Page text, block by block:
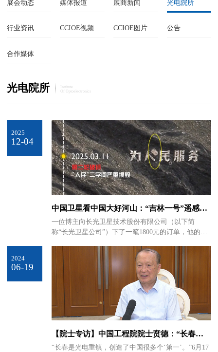
展会动态 媒体报道 展商新闻 光电院所
行业资讯 CCIOE视频 CCIOE图片 公告
合作媒体
光电院所
Institute
Of Optoelectronics
2025
12-04
中国卫星看中国大好河山：“吉林一号”遥感星
座走进寻常百姓家
一位博主向长光卫星技术股份有限公司（以下简
称“长光卫星公司”）下了一笔1800元的订单，他的需
处“为人民服务”字样航标的修复过程。这个价格让很
多人意识到，调动天上的卫星并非“贵不可及。”“吉林
一号”拍摄的“为人民服务”字样航标 受访者 供图而在
今年10月25日首个台湾光复日，“吉林一号”卫星拍摄
的台湾高清地图，清晰展现的台湾街景和山川湖海画
面，再次引发海内外关注。“卫星影像引发热议背
后，是卫星高时间分辨率和高空间分辨率的能力体
2024
06-19
【院士专访】中国工程院院士贲德：“长春是
光电发源地，培育光电产业大有可为”
“长春是光电重镇，创造了中国很多个‘第一’。”6月17